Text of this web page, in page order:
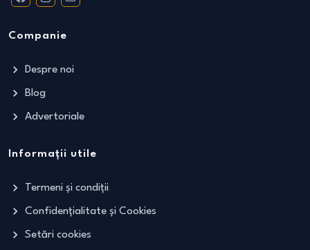
Companie
Despre noi
Blog
Advertoriale
Informații utile
Termeni și condiții
Confidențialitate și Cookies
Setări cookies